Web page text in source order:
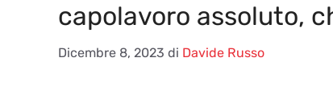
capolavoro assoluto,
Dicembre 8, 2023 di Davide Russo